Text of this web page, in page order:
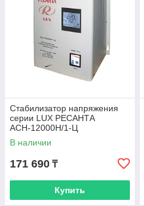
Стабилизатор напряжения
серии LUX РЕСАНТА
АСН-12000Н/1-Ц
В наличии
171 690 ₸
Купить